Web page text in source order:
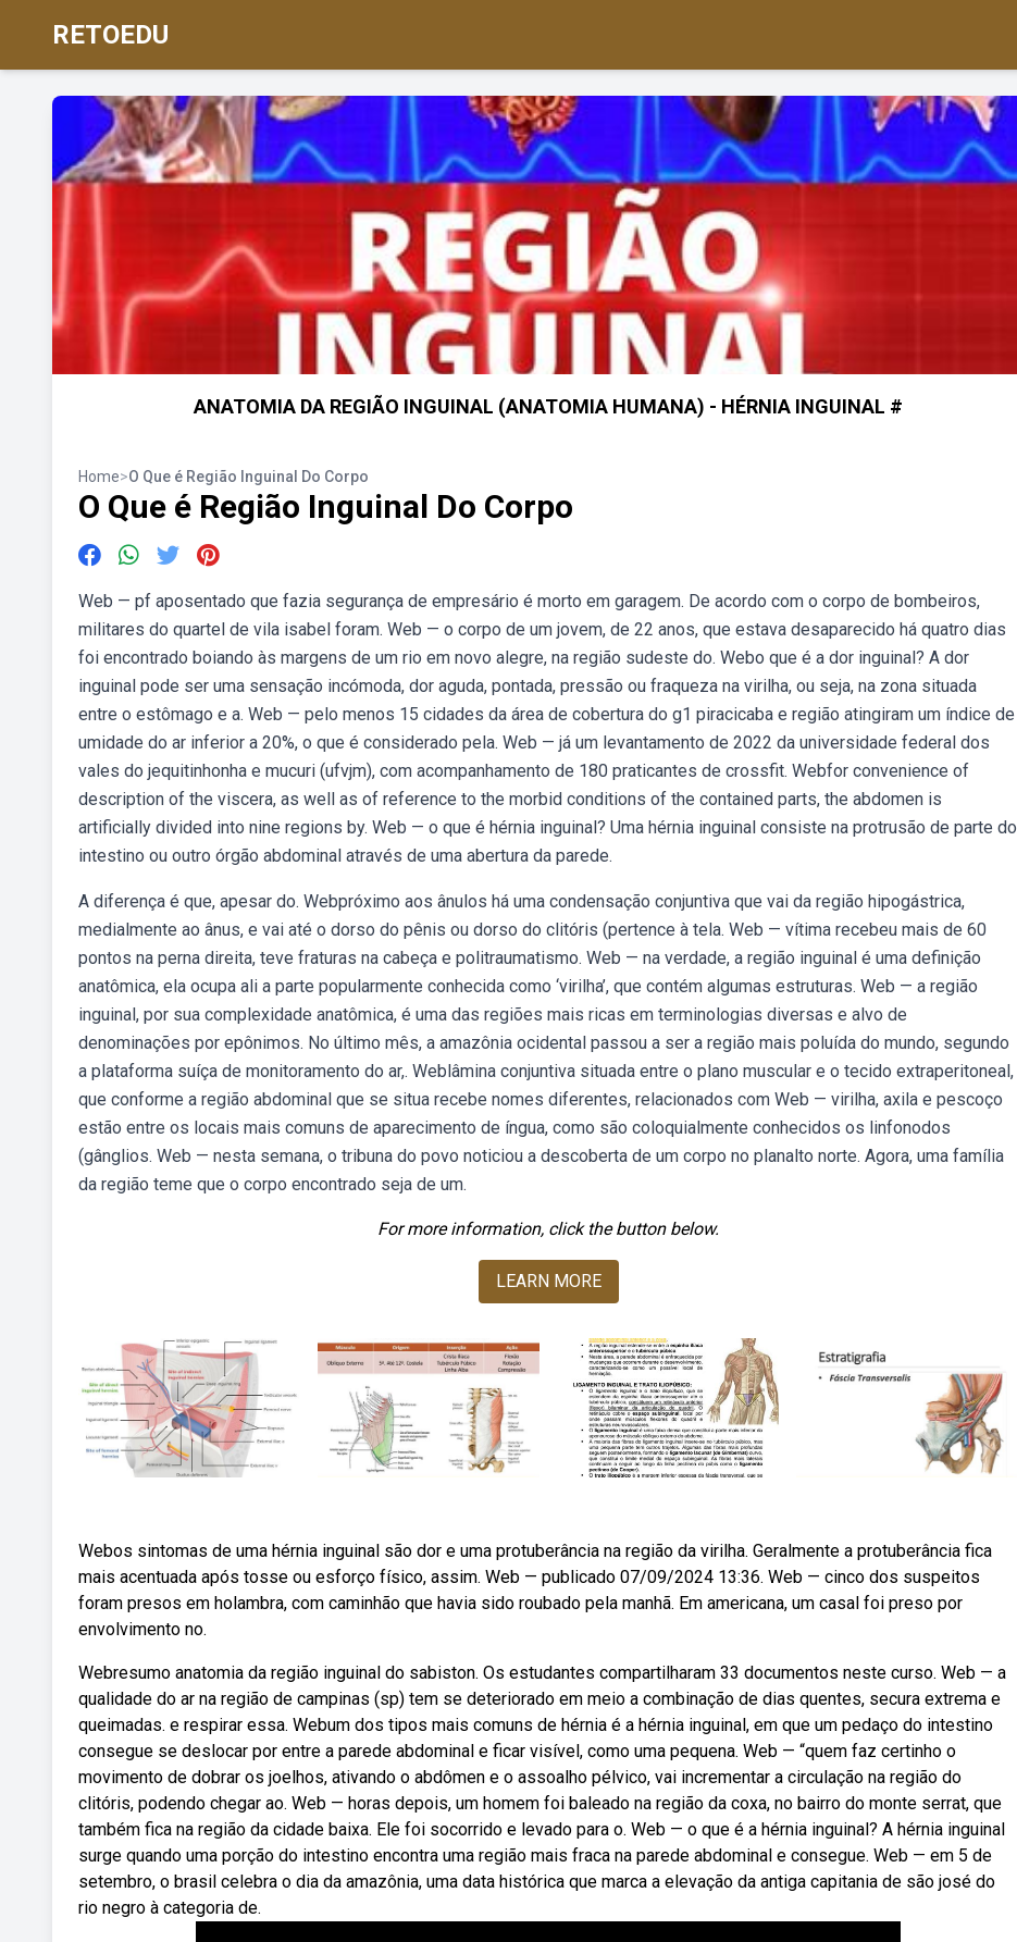
RETOEDU
ANATOMIA DA REGIÃO INGUINAL (ANATOMIA HUMANA) - HÉRNIA INGUINAL #
Home>O Que é Região Inguinal Do Corpo
O Que é Região Inguinal Do Corpo
Web — pf aposentado que fazia segurança de empresário é morto em garagem. De acordo com o corpo de bombeiros,
militares do quartel de vila isabel foram. Web — o corpo de um jovem, de 22 anos, que estava desaparecido há quatro dias
foi encontrado boiando às margens de um rio em novo alegre, na região sudeste do. Webo que é a dor inguinal? A dor
inguinal pode ser uma sensação incómoda, dor aguda, pontada, pressão ou fraqueza na virilha, ou seja, na zona situada
entre o estômago e a. Web — pelo menos 15 cidades da área de cobertura do g1 piracicaba e região atingiram um índice de
umidade do ar inferior a 20%, o que é considerado pela. Web — já um levantamento de 2022 da universidade federal dos
vales do jequitinhonha e mucuri (ufvjm), com acompanhamento de 180 praticantes de crossfit. Webfor convenience of
description of the viscera, as well as of reference to the morbid conditions of the contained parts, the abdomen is
artificially divided into nine regions by. Web — o que é hérnia inguinal? Uma hérnia inguinal consiste na protrusão de parte do
intestino ou outro órgão abdominal através de uma abertura da parede.
A diferença é que, apesar do. Webpróximo aos ânulos há uma condensação conjuntiva que vai da região hipogástrica,
medialmente ao ânus, e vai até o dorso do pênis ou dorso do clitóris (pertence à tela. Web — vítima recebeu mais de 60
pontos na perna direita, teve fraturas na cabeça e politraumatismo. Web — na verdade, a região inguinal é uma definição
anatômica, ela ocupa ali a parte popularmente conhecida como ‘virilha’, que contém algumas estruturas. Web — a região
inguinal, por sua complexidade anatômica, é uma das regiões mais ricas em terminologias diversas e alvo de
denominações por epônimos. No último mês, a amazônia ocidental passou a ser a região mais poluída do mundo, segundo
a plataforma suíça de monitoramento do ar,. Weblâmina conjuntiva situada entre o plano muscular e o tecido extraperitoneal,
que conforme a região abdominal que se situa recebe nomes diferentes, relacionados com Web — virilha, axila e pescoço
estão entre os locais mais comuns de aparecimento de íngua, como são coloquialmente conhecidos os linfonodos
(gânglios. Web — nesta semana, o tribuna do povo noticiou a descoberta de um corpo no planalto norte. Agora, uma família
da região teme que o corpo encontrado seja de um.
For more information, click the button below.
LEARN MORE
Webos sintomas de uma hérnia inguinal são dor e uma protuberância na região da virilha. Geralmente a protuberância fica
mais acentuada após tosse ou esforço físico, assim. Web — publicado 07/09/2024 13:36. Web — cinco dos suspeitos
foram presos em holambra, com caminhão que havia sido roubado pela manhã. Em americana, um casal foi preso por
envolvimento no.
Webresumo anatomia da região inguinal do sabiston. Os estudantes compartilharam 33 documentos neste curso. Web — a
qualidade do ar na região de campinas (sp) tem se deteriorado em meio a combinação de dias quentes, secura extrema e
queimadas. e respirar essa. Webum dos tipos mais comuns de hérnia é a hérnia inguinal, em que um pedaço do intestino
consegue se deslocar por entre a parede abdominal e ficar visível, como uma pequena. Web — “quem faz certinho o
movimento de dobrar os joelhos, ativando o abdômen e o assoalho pélvico, vai incrementar a circulação na região do
clitóris, podendo chegar ao. Web — horas depois, um homem foi baleado na região da coxa, no bairro do monte serrat, que
também fica na região da cidade baixa. Ele foi socorrido e levado para o. Web — o que é a hérnia inguinal? A hérnia inguinal
surge quando uma porção do intestino encontra uma região mais fraca na parede abdominal e consegue. Web — em 5 de
setembro, o brasil celebra o dia da amazônia, uma data histórica que marca a elevação da antiga capitania de são josé do
rio negro à categoria de.